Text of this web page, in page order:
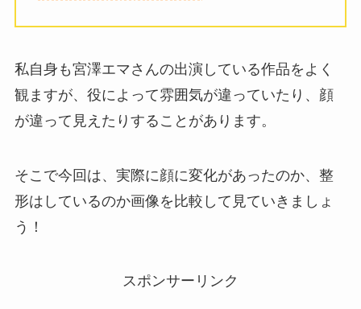
私自身も宮澤エマさんの出演している作品をよく
観ますが、役によって雰囲気が違っていたり、顔
が違って見えたりすることがあります。
そこで今回は、実際に顔に変化があったのか、整
形はしているのか画像を比較して見ていきましょ
う！
スポンサーリンク